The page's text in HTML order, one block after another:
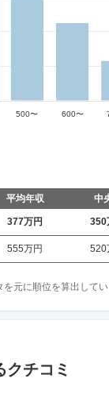
平均年収 中
377万円 350
555万円 520
元に順位を算出してい
チコミ